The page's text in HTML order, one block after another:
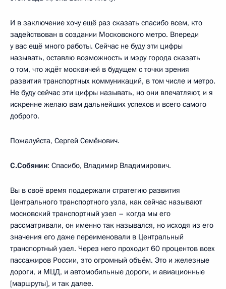
И в заключение хочу ещё раз сказать спасибо всем, кто
задействован в создании Московского метро. Впереди
у вас ещё много работы. Сейчас не буду эти цифры
называть, оставлю возможность и мэру города сказать
о том, что ждёт москвичей в будущем с точки зрения
развития транспортных коммуникаций, в том числе и метро.
Не буду сейчас эти цифры называть, но они впечатляют, и я
искренне желаю вам дальнейших успехов и всего самого
доброго.
Пожалуйста, Сергей Семёнович.
С.Собянин: Спасибо, Владимир Владимирович.
Вы в своё время поддержали стратегию развития
Центрального транспортного узла, как сейчас называют
московский транспортный узел – когда мы его
рассматривали, он именно так назывался, но исходя из его
значения его даже переименовали в Центральный
транспортный узел. Через него проходит 60 процентов всех
пассажиров России, это огромный объём. Это и железные
дороги, и МЦД, и автомобильные дороги, и авиационные
[маршруты], и так далее.